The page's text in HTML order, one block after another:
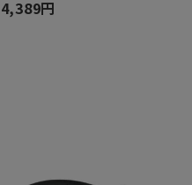
4,389円